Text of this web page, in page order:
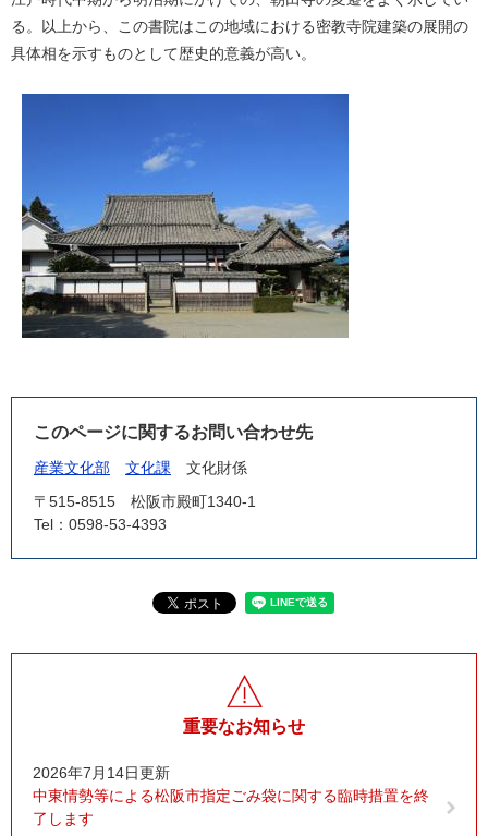
る。以上から、この書院はこの地域における密教寺院建築の展開の
具体相を示すものとして歴史的意義が高い。
このページに関するお問い合わせ先
産業文化部 文化課
文化財係
〒515-8515
松阪市殿町1340-1
Tel：0598-53-4393
重要なお知らせ
2026年7月14日更新
中東情勢等による松阪市指定ごみ袋に関する臨時措置を終
了します